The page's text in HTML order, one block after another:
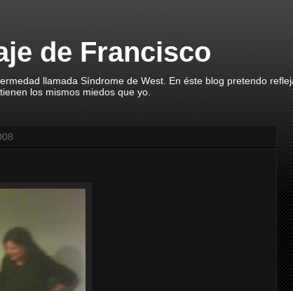
de Francisco
llamada Síndrome de West. En éste blog pretendo
los mismos miedos que yo.